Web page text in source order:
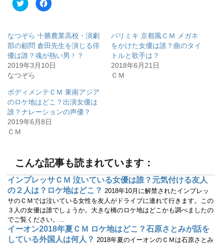
ク
リ
て
T
w
i
t
t
e
r
で
有
(
新
し
い
ウ
ィ
き
ま
す
)
F
a
o
o
k
で
共
有
す
ク
リ
ッ
し
て
く
し
い
ウ
ィ
ン
ド
ウ
で
開
き
ま
す
)
なつぞら 十勝農業高校・演劇
部の顧問 倉田先生を演じる俳
優は誰？魂が熱い男！？
2019年3月10日
なつぞら
パリミキ 京都風ＣＭ メガネ
をかけた女優は誰？曲のタイ
トルと歌手は？
2018年6月21日
ＣＭ
ボディメンテＣＭ 東南アジア
のロケ地はどこ？出演女優は
誰？ナレーションの声優？
2019年6月8日
ＣＭ
こんな記事も読まれています：
インプレッサＣＭ 泣いている女優は誰？元気付ける友人
の２人は？ロケ地はどこ？ 2018年10月に解禁されたインプレッ
サのＣＭでは泣いている女性を友人がドライブに連れて行きます。この
３人の女優は誰でしょうか。大きな橋のロケ地はどこかも調べましたの
でご覧ください。...
イーオン2018年夏ＣＭ ロケ地はどこ？石原さとみが話を
している外国人は何人？ 2018年夏のイーオンのＣＭは石原さとみ